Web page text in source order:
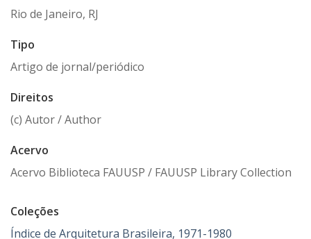
Rio de Janeiro, RJ
Tipo
Artigo de jornal/periódico
Direitos
(c) Autor / Author
Acervo
Acervo Biblioteca FAUUSP / FAUUSP Library Collection
Coleções
Índice de Arquitetura Brasileira, 1971-1980